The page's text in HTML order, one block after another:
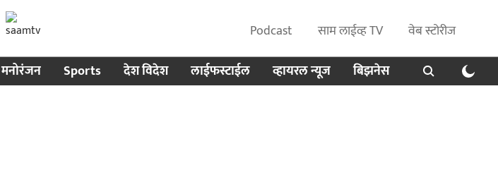
Podcast साम लाईव्ह TV
वेब स्टोरीज
मनोरंजन Sports देश विदेश लाईफस्टाईल व्हायरल न्यूज बिझनेस